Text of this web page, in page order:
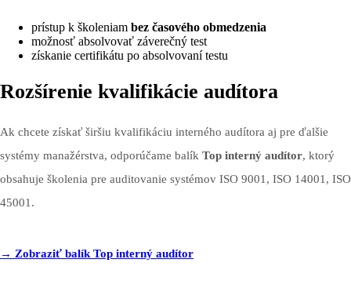
prístup k školeniam bez časového obmedzenia
možnosť absolvovať záverečný test
získanie certifikátu po absolvovaní testu
Rozšírenie kvalifikácie audítora
Ak chcete získať širšiu kvalifikáciu interného audítora aj pre ďalšie
systémy manažérstva, odporúčame balík Top interný audítor, ktorý
obsahuje školenia pre auditovanie systémov ISO 9001, ISO 14001, ISO
45001.
→ Zobraziť balík Top interný audítor